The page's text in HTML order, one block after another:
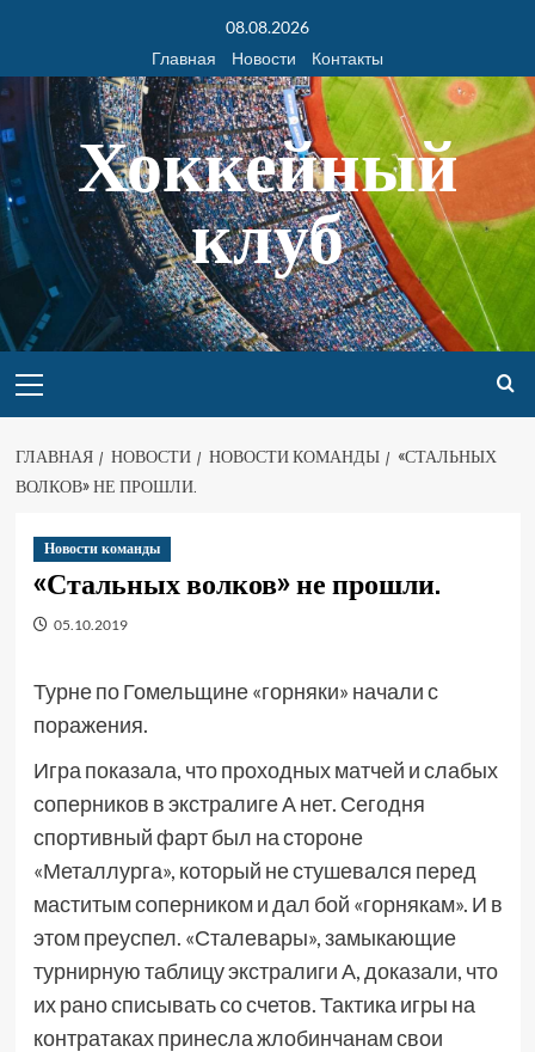
08.08.2026
Главная
Новости Контакты
Хоккейный
клуб
ГЛАВНАЯ НОВОСТИ НОВОСТИ КОМАНДЫ
«СТАЛЬНЫХ
ВОЛКОВ» НЕ ПРОШЛИ.
Новости команды
«Стальных волков» не прошли.
05.10.2019
Турне по Гомельщине «горняки» начали с
поражения.
Игра показала, что проходных матчей и слабых
соперников в экстралиге А нет. Сегодня
спортивный фарт был на стороне
«Металлурга», который не стушевался перед
маститым соперником и дал бой «горнякам». И в
этом преуспел. «Сталевары», замыкающие
турнирную таблицу экстралиги А, доказали, что
их рано списывать со счетов. Тактика игры на
контратаках принесла жлобинчанам свои